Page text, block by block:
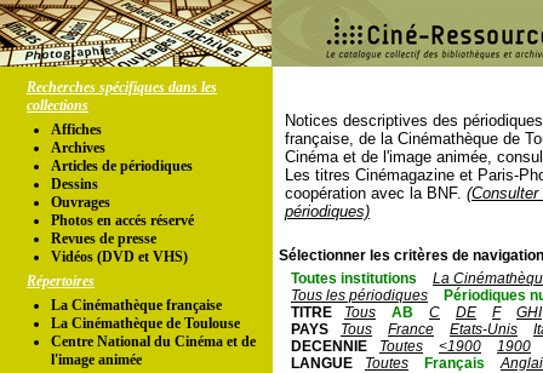
Recherches spécifiques dans les
collections
Affiches
Archives
Articles de périodiques
Dessins
Ouvrages
Photos en accés réservé
Revues de presse
Vidéos (DVD et VHS)
Répertoires
La Cinémathèque française
La Cinémathèque de Toulouse
Centre National du Cinéma et de
l'image animée
Notices descriptives des
française, de la Cinémathèque de
Cinéma et de l'image animée,
Les titres Cinémagazine et Paris-
coopération avec la BNF.
périodiques)
Sélectionner les critères de
Toutes institutions
La
Tous les périodiques
Périodiques
TITRE
Tous AB C DE F
GHI
PAYS
Tous France Etats-Unis
DECENNIE
Toutes <1900
1900
LANGUE
Toutes Français